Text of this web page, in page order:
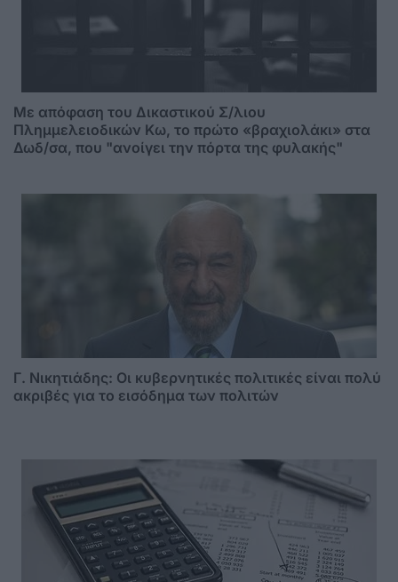
Mε απόφαση του Δικαστικού Σ/λιου
Πλημμελειοδικών Κω, το πρώτο «βραχιολάκι» στα
Δωδ/σα, που "ανοίγει την πόρτα της φυλακής"
Γ. Νικητιάδης: Οι κυβερνητικές πολιτικές είναι πολύ
ακριβές για το εισόδημα των πολιτών